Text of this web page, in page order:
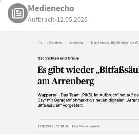
Medienecho
Aufbruch•12.05.2026